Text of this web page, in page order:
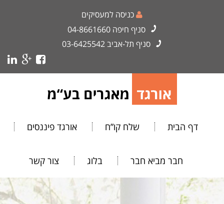
כניסה למעסיקים
סניף חיפה 04-8661660
סניף תל-אביב03-6425542
דף הבית שלח קו”ח אורגד פיננסים
חבר מביא חבר בלוג צור קשר